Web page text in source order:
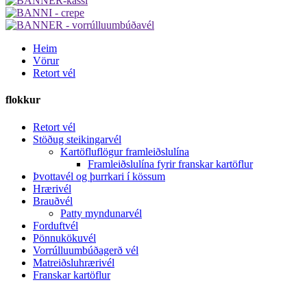
Heim
Vörur
Retort vél
flokkur
Retort vél
Stöðug steikingarvél
Kartöfluflögur framleiðslulína
Framleiðslulína fyrir franskar kartöflur
Þvottavél og þurrkari í kössum
Hrærivél
Brauðvél
Patty myndunarvél
Forduftvél
Pönnukökuvél
Vorrúlluumbúðagerð vél
Matreiðsluhrærivél
Franskar kartöflur